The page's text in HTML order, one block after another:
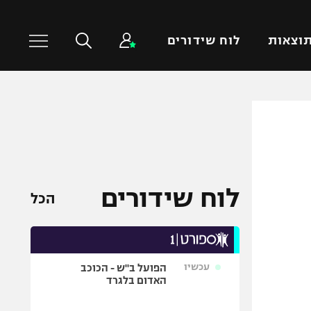
תוצאות לוח שידורים
שחייה
ג'ודו
ספורט אולימפי
לוח שידורים הכל
עכשיו
הפועל ב"ש - הכוכב
האדום בלגרד